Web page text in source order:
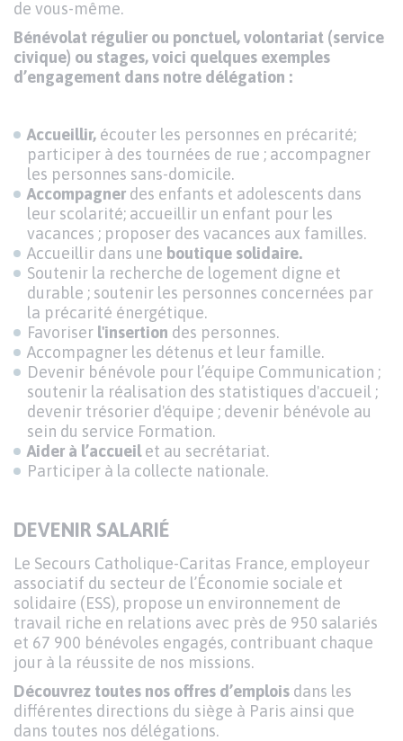
de vous-même.
Bénévolat régulier ou ponctuel, volontariat (service
civique) ou stages, voici quelques exemples
d’engagement dans notre délégation :
Accueillir, écouter les personnes en précarité;
participer à des tournées de rue ; accompagner
les personnes sans-domicile.
Accompagner des enfants et adolescents dans
leur scolarité; accueillir un enfant pour les
vacances ; proposer des vacances aux familles.
Accueillir dans une boutique solidaire.
Soutenir la recherche de logement digne et
durable ; soutenir les personnes concernées par
la précarité énergétique.
Favoriser l'insertion des personnes.
Accompagner les détenus et leur famille.
Devenir bénévole pour l’équipe Communication ;
soutenir la réalisation des statistiques d'accueil ;
devenir trésorier d'équipe ; devenir bénévole au
sein du service Formation.
Aider à l’accueilet au secrétariat.
Participer à la collecte nationale.
DEVENIR SALARIÉ
Le Secours Catholique-Caritas France, employeur
associatif du secteur de l’Économie sociale et
solidaire (ESS), propose un environnement de
travail riche en relations avec près de 950 salariés
et 67 900 bénévoles engagés, contribuant chaque
jour à la réussite de nos missions.
Découvrez toutes nos offres d’emplois dans les
différentes directions du siège à Paris ainsi que
dans toutes nos délégations.